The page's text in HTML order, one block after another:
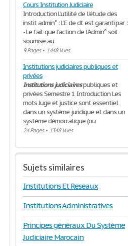
Cours Institution Judiciaire
Introduction L’utilité de l’étude des
instit admin° : L’E de dt est garanti par :
- Le fait que l’action de l’Admin° soit
soumise au
9 Pages• 1448 Vues
Institutions judiciaires publiques et
privées
Institutions judiciairespubliques et
privées Semestre 1 Introduction Les
mots Juge et justice sont essentiel
dans un système juridique et dans un
système démocratique (ou
24 Pages• 1348 Vues
Sujets similaires
Institutions Et Reseaux
Institutions Administratives
Principes généraux Du Système
Judiciaire Marocain